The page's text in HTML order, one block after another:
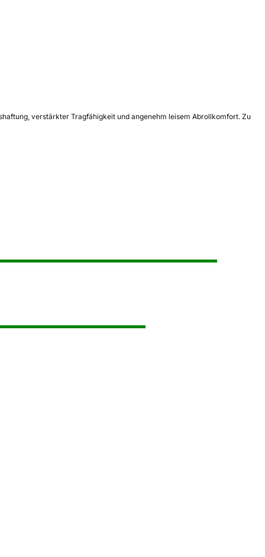
verstärkter Tragfähigkeit und angenehm leisem Abrollkomfort. Zu